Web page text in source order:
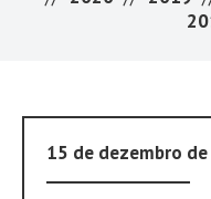
15 de dezembro